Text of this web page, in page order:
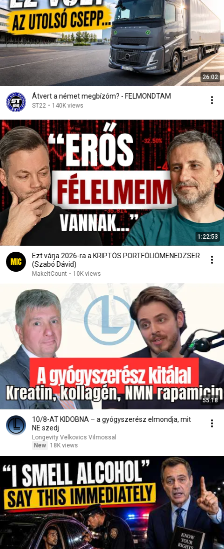
26:02
Átvert a német megbízóm? - FELMONDTAM
ST22 • 140K views
1:22:53
Ezt várja 2026-ra a KRIPTÓS PORTFÓLIÓMENEDZSER
(Szabó Dávid)
MakeItCount • 10K views
55:18
10/8-AT KIDOBNA – a gyógyszerész elmondja, mit
NE szedj
Longevity Velkovics Vilmossal
New
18K views